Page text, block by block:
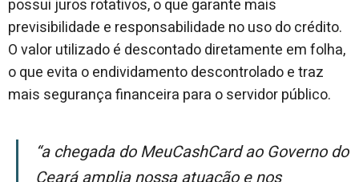
possui juros rotativos, o que garante mais
previsibilidade e responsabilidade no uso do crédito.
O valor utilizado é descontado diretamente em folha,
o que evita o endividamento descontrolado e traz
mais segurança financeira para o servidor público.
“A chegada do MeuCashCard ao Governo do